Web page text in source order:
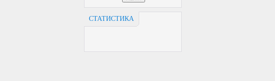
СТАТИСТИКА